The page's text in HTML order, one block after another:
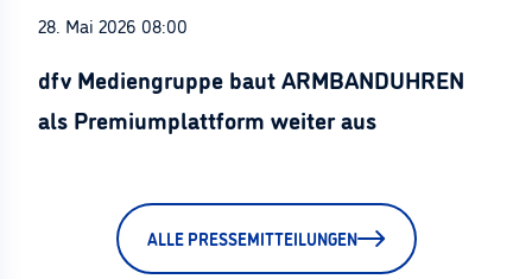
28. Mai 2026 08:00
dfv Mediengruppe baut ARMBANDUHREN
als Premiumplattform weiter aus
ALLE PRESSEMITTEILUNGEN